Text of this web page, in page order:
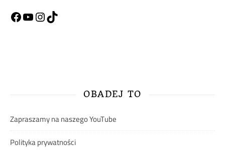
Facebook
YouTube
Instagram
OBADEJ TO
Zapraszamy na naszego YouTube
Polityka prywatności